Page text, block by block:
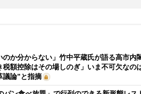
のか分からない」竹中平蔵氏が語る高市内
額控除はその場しのぎ」いま不可欠なの
議論”と指摘